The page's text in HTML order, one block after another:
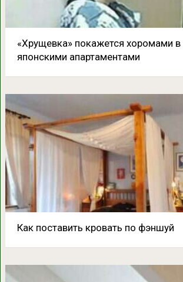
«Хрущевка» покажется хоромами в
японскими апартаментами
Как поставить кровать по фэншуй